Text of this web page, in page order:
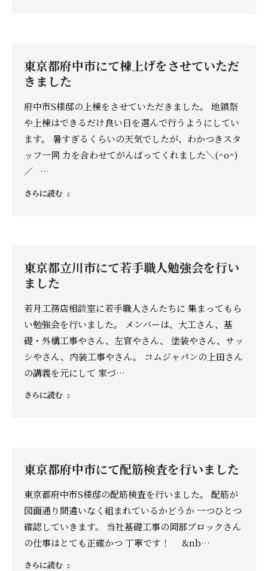
東京都府中市にて棟上げをさせていただ
きました
府中市S様邸の上棟をさせていただきました。 地鎮祭
や上棟はできるだけ良い日を選んで行うようにしてい
ます。 暑すぎるくらいの天気でしたが、わかつきスタ
ッフ一同 力を合わせてがんばってくれました＼(^o^)
／ …
さらに読む
東京都立川市にて若手職人勉強会を行い
ました
若月工務店相談室に若手職人さんたちに 集まってもら
い勉強会を行いました。 メンバーは、大工さん、基
礎・外構工事やさん、左官やさん、 塗装やさん、サッ
シやさん、内装工事やさん。 コムジャパンの上田さん
の講義を元にして 家づ…
さらに読む
東京都府中市にて配筋検査を行いました
東京都府中市S様邸の配筋検査を行いました。 配筋が
図面通り間違いなく組まれているかどうか 一つひとつ
確認していきます。 当社基礎工事の岡部ブロックさん
の仕事はとても正確かつ 丁寧です！ &nb…
さらに読む